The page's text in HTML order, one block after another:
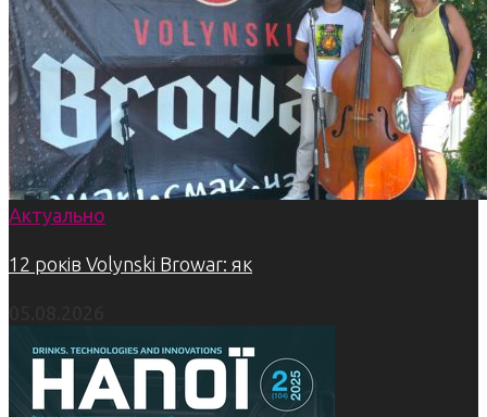
Актуально
12 років Volynski Browar: як